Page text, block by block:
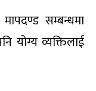
सम्बन्धमा
योग्य व्यक्तिलाई